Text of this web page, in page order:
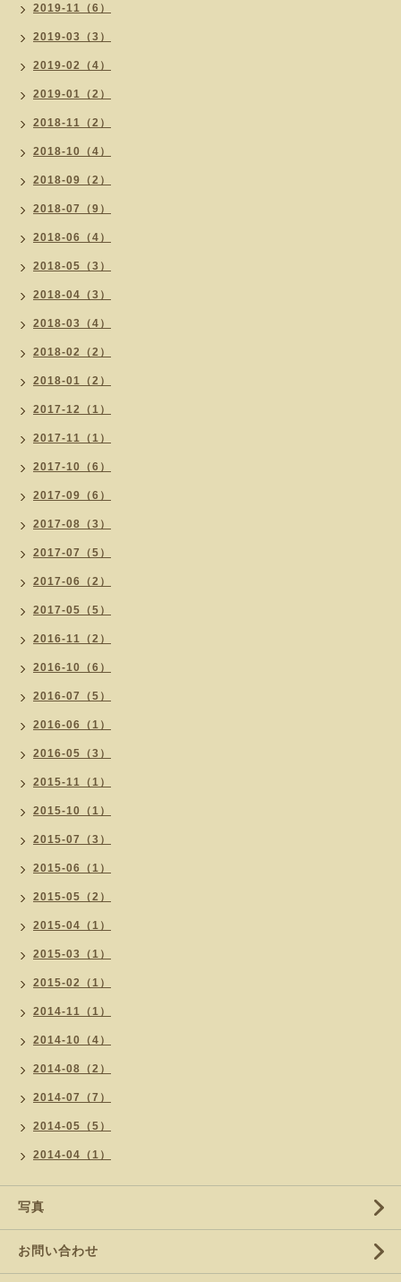
2019-11（6）
2019-03（3）
2019-02（4）
2019-01（2）
2018-11（2）
2018-10（4）
2018-09（2）
2018-07（9）
2018-06（4）
2018-05（3）
2018-04（3）
2018-03（4）
2018-02（2）
2018-01（2）
2017-12（1）
2017-11（1）
2017-10（6）
2017-09（6）
2017-08（3）
2017-07（5）
2017-06（2）
2017-05（5）
2016-11（2）
2016-10（6）
2016-07（5）
2016-06（1）
2016-05（3）
2015-11（1）
2015-10（1）
2015-07（3）
2015-06（1）
2015-05（2）
2015-04（1）
2015-03（1）
2015-02（1）
2014-11（1）
2014-10（4）
2014-08（2）
2014-07（7）
2014-05（5）
2014-04（1）
写真
お問い合わせ